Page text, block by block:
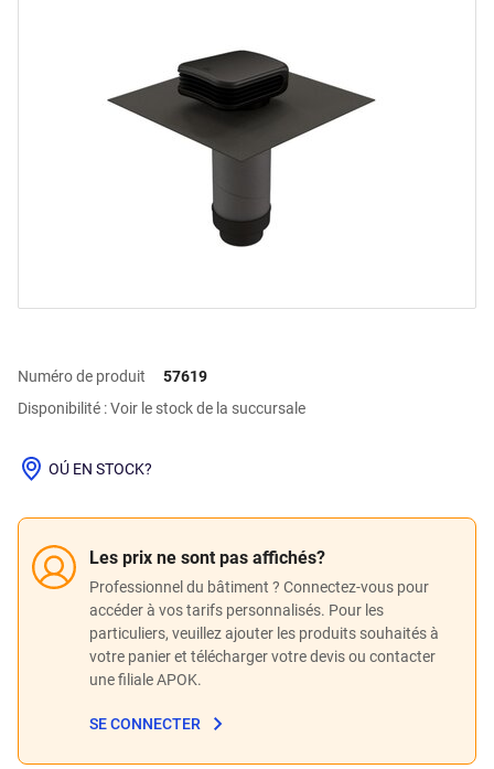
Numéro de produit
57619
Disponibilité : Voir le stock de la succursale
Les prix ne sont pas affichés?
Professionnel du bâtiment ? Connectez-vous pour
accéder à vos tarifs personnalisés. Pour les
particuliers, veuillez ajouter les produits souhaités à
votre panier et télécharger votre devis ou contacter
une filiale APOK.
SE CONNECTER
OÚ EN STOCK?